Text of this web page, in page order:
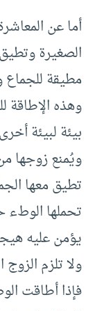
أما عن
الصغيرة
مطيقة
وهذه
بيئة لبيئة
ويُمنع زوجها
تطيق معها
تحملها الوطء
يؤمن عليه
ولا تلزم
فإذا أطاقت